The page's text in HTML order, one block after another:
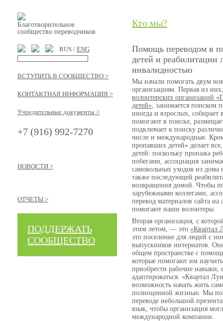
Благотворительное
сообщество переводчиков
RUS / ENG
ВСТУПИТЬ В СООБЩЕСТВО >
КОНТАКТНАЯ ИНФОРМАЦИЯ >
Учредительные документы >
+7 (916) 992-7270
НОВОСТИ >
ОТЧЕТЫ >
ПОДДЕРЖАТЬ
СООБЩЕСТВО
Кто мы?
Помощь переводом в
детей и реабилитации
инвалидностью
Мы начали помогать двум
организациям. Первая из
волонтерских организаций
детей», занимается поиском
иногда и взрослых, собирает
помогают в поиске,
подключает к поиску
числе и международные.
пропавших детей» делает
детей: поскольку пропажа
побегами, ассоциация
самовольных уходов из дома
также последующей
возвращения домой. Чтобы
зарубежными коллегами,
перевод материалов сайта
помогают наши волонтеры.
Вторая организация, с
этим летом, — это «Квартал
это поселение для людей с
выпускников интернатов.
общем пространстве с
которые помогают им
приобрести рабочие навыки,
адаптироваться. «Квартал
возможность начать жить
полноценной жизнью. Мы
переводе небольшой
язык, чтобы организация
международной компании.